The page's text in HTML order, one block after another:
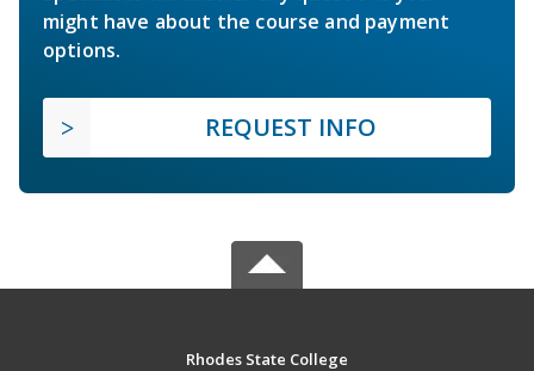
might have about the course and payment
options.
REQUEST INFO
Rhodes State College